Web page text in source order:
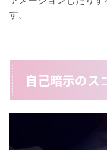
す。
自己暗示のス